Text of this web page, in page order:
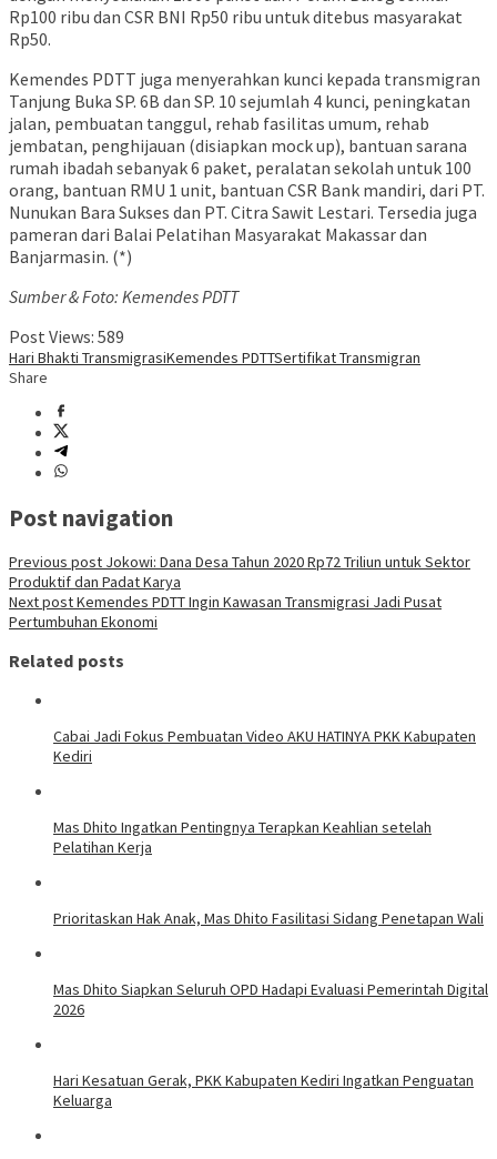
Rp100 ribu dan CSR BNI Rp50 ribu untuk ditebus masyarakat
Rp50.
Kemendes PDTT juga menyerahkan kunci kepada transmigran
Tanjung Buka SP. 6B dan SP. 10 sejumlah 4 kunci, peningkatan
jalan, pembuatan tanggul, rehab fasilitas umum, rehab
jembatan, penghijauan (disiapkan mock up), bantuan sarana
rumah ibadah sebanyak 6 paket, peralatan sekolah untuk 100
orang, bantuan RMU 1 unit, bantuan CSR Bank mandiri, dari PT.
Nunukan Bara Sukses dan PT. Citra Sawit Lestari. Tersedia juga
pameran dari Balai Pelatihan Masyarakat Makassar dan
Banjarmasin. (*)
Sumber & Foto: Kemendes PDTT
Post Views: 589
Hari Bhakti TransmigrasiKemendes PDTTSertifikat Transmigran
Share
Post navigation
Previous post Jokowi: Dana Desa Tahun 2020 Rp72 Triliun untuk Sektor
Produktif dan Padat Karya
Next postKemendes PDTT Ingin Kawasan Transmigrasi Jadi Pusat
Pertumbuhan Ekonomi
Related posts
Cabai Jadi Fokus Pembuatan Video AKU HATINYA PKK Kabupaten
Kediri
Mas Dhito Ingatkan Pentingnya Terapkan Keahlian setelah
Pelatihan Kerja
Prioritaskan Hak Anak, Mas Dhito Fasilitasi Sidang Penetapan Wali
Mas Dhito Siapkan Seluruh OPD Hadapi Evaluasi Pemerintah Digital
2026
Hari Kesatuan Gerak, PKK Kabupaten Kediri Ingatkan Penguatan
Keluarga